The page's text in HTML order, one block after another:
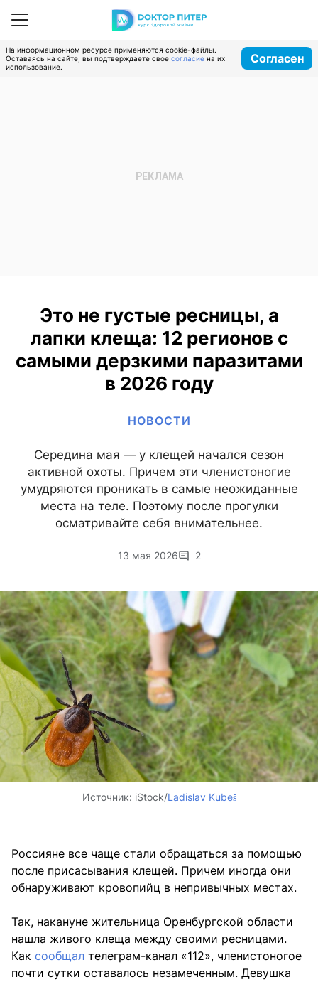
На информационном ресурсе применяются cookie-файлы.
Оставаясь на сайте, вы подтверждаете свое согласие на их
использование.
Согласен
Это не густые ресницы, а
лапки клеща: 12 регионов с
самыми дерзкими паразитами
в 2026 году
НОВОСТИ
Середина мая — у клещей начался сезон
активной охоты. Причем эти членистоногие
умудряются проникать в самые неожиданные
места на теле. Поэтому после прогулки
осматривайте себя внимательнее.
13 мая 2026 2
Источник: iStock/Ladislav Kubeš
Россияне все чаще стали обращаться за помощью
после присасывания клещей. Причем иногда они
обнаруживают кровопийц в непривычных местах.
Так, накануне жительница Оренбургской области
нашла живого клеща между своими ресницами.
Как сообщал телеграм-канал «112», членистоногое
почти сутки оставалось незамеченным. Девушка